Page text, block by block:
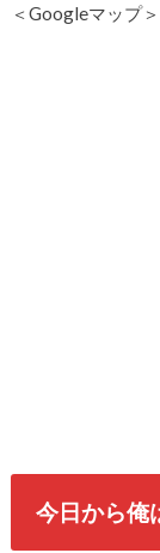
＜Googleマップ＞
今日から俺